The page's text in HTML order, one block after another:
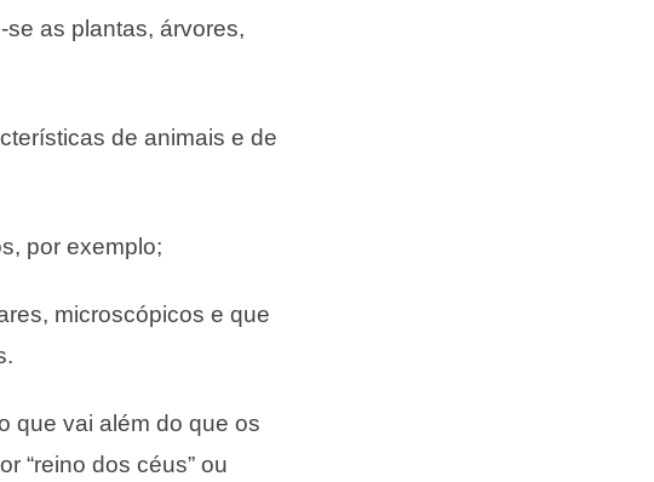
as plantas, árvores,
de animais e de
por exemplo;
microscópicos e que
que vai além do que os
“reino dos céus” ou